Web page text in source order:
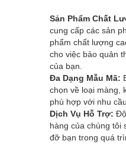
Sản Phẩm Chất
cung cấp các sản
phẩm chất lượng
cho việc bảo quản
của bạn.
Đa Dạng Mẫu Mã:
chọn về loại màng,
phù hợp với nhu
Dịch Vụ Hỗ Trợ:
hàng của chúng tôi
đỡ bạn trong quá